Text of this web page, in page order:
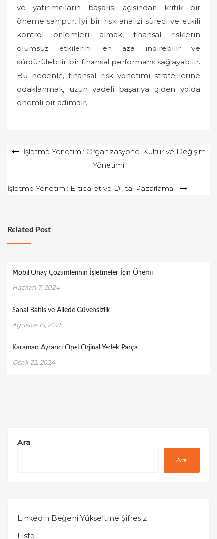
ve yatırımcıların başarısı açısından kritik bir
öneme sahiptir. İyi bir risk analizi süreci ve etkili
kontrol önlemleri almak, finansal risklerin
olumsuz etkilerini en aza indirebilir ve
sürdürülebilir bir finansal performans sağlayabilir.
Bu nedenle, finansal risk yönetimi stratejilerine
odaklanmak, uzun vadeli başarıya giden yolda
önemli bir adımdır.
Yazıİşletme Yönetimi: Organizasyonel Kültür ve Değişim
Yönetimi
İşletme Yönetimi: E-ticaret ve Dijital Pazarlama
Related Post
Mobil Onay Çözümlerinin İşletmeler İçin Önemi
Haziran 7, 2024
Sanal Bahis ve Ailede Güvensizlik
Ağustos 15, 2025
Karaman Ayrancı Opel Orjinal Yedek Parça
Ocak 22, 2024
Ara
Ara
Linkedin Beğeni Yükseltme Şifresiz
Liste